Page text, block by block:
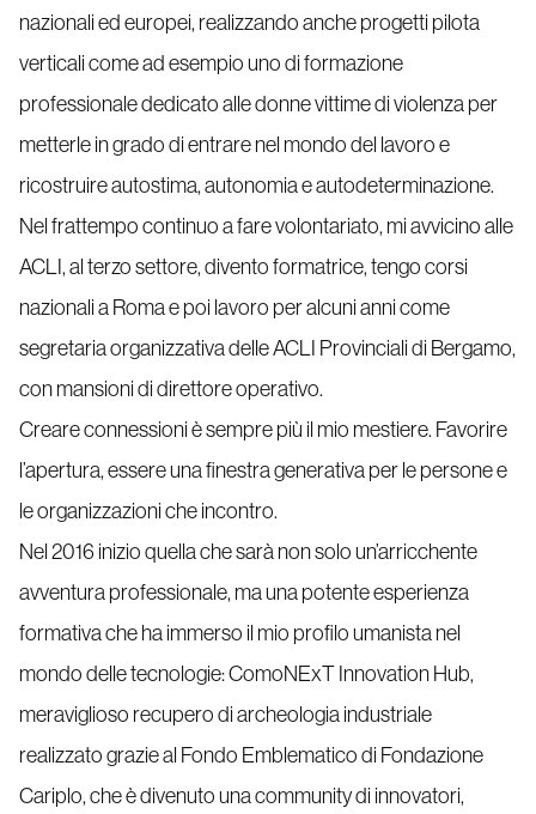
nazionali ed europei, realizzando anche progetti pilota
verticali come ad esempio uno di formazione
professionale dedicato alle donne vittime di violenza per
metterle in grado di entrare nel mondo del lavoro e
ricostruire autostima, autonomia e autodeterminazione.
Nel frattempo continuo a fare volontariato, mi avvicino alle
ACLI, al terzo settore, divento formatrice, tengo corsi
nazionali a Roma e poi lavoro per alcuni anni come
segretaria organizzativa delle ACLI Provinciali di Bergamo,
con mansioni di direttore operativo.
Creare connessioni è sempre più il mio mestiere. Favorire
l’apertura, essere una finestra generativa per le persone e
le organizzazioni che incontro.
Nel 2016 inizio quella che sarà non solo un’arricchente
avventura professionale, ma una potente esperienza
formativa che ha immerso il mio profilo umanista nel
mondo delle tecnologie: ComoNExT Innovation Hub,
meraviglioso recupero di archeologia industriale
realizzato grazie al Fondo Emblematico di Fondazione
Cariplo, che è divenuto una community di innovatori,